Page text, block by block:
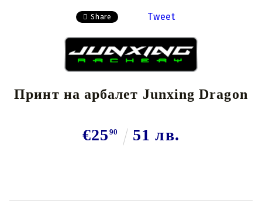
Share Tweet
Принт на арбалет Junxing Dragon
€25 90 51 лв.